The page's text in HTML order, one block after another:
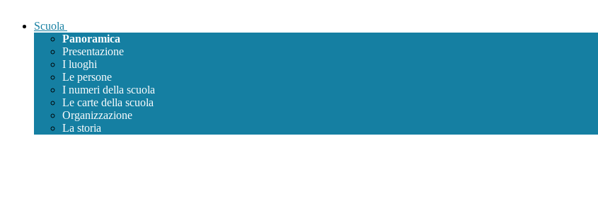
Scuola
Panoramica
Presentazione
I luoghi
Le persone
I numeri della scuola
Le carte della scuola
Organizzazione
La storia